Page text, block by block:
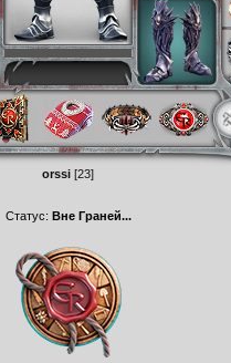
Статус: Вне Граней...
orssi [23]